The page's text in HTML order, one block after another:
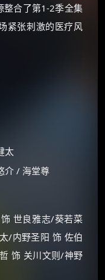
整合了第1-2季全集
紧张刺激的医疗风
太
介 / 海堂尊
世良雅志/葵若菜
/内野圣阳 饰 佐伯
饰 关川文则/神野